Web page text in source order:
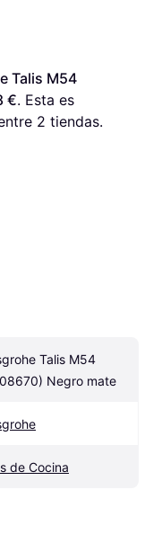
Talis M54
€. Esta es
2 tiendas.
Talis M54
Negro mate
de Cocina